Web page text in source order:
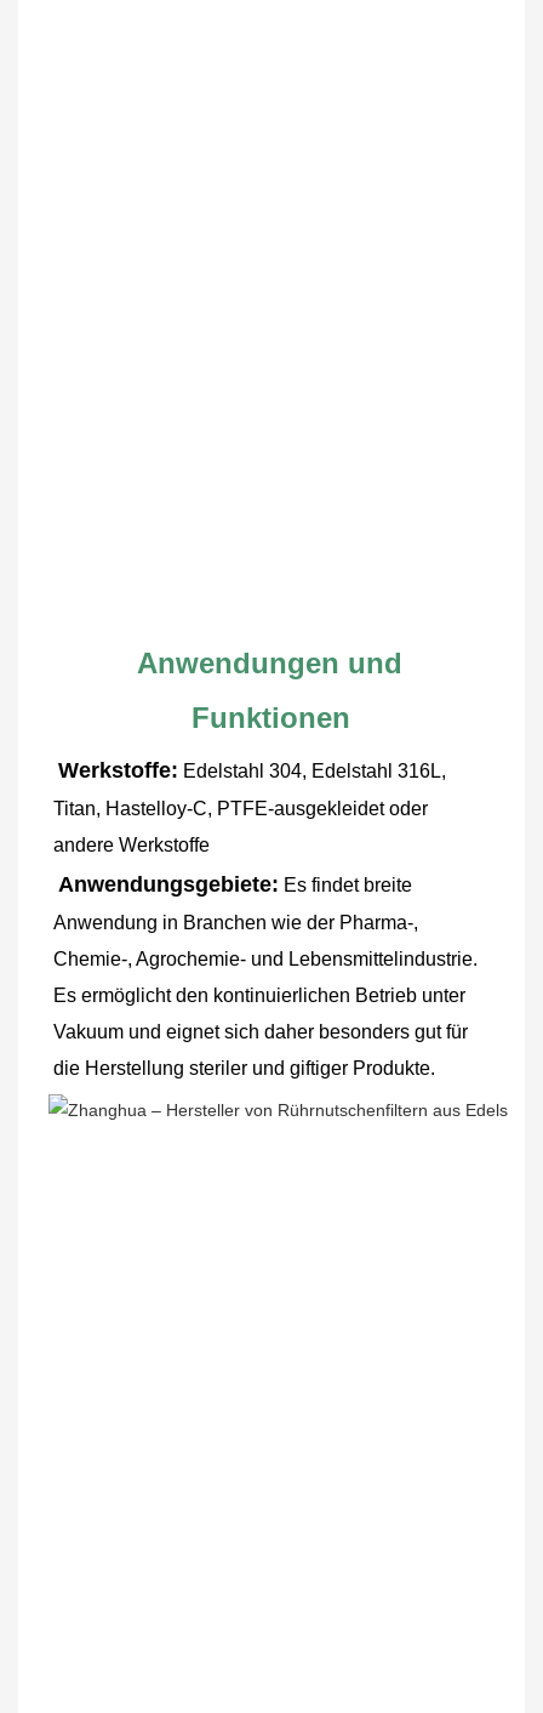
Anwendungen und
Funktionen
Werkstoffe: Edelstahl 304, Edelstahl 316L,
Titan, Hastelloy-C, PTFE-ausgekleidet oder
andere Werkstoffe
Anwendungsgebiete: Es findet breite
Anwendung in Branchen wie der Pharma-,
Chemie-, Agrochemie- und Lebensmittelindustrie.
Es ermöglicht den kontinuierlichen Betrieb unter
Vakuum und eignet sich daher besonders gut für
die Herstellung steriler und giftiger Produkte.